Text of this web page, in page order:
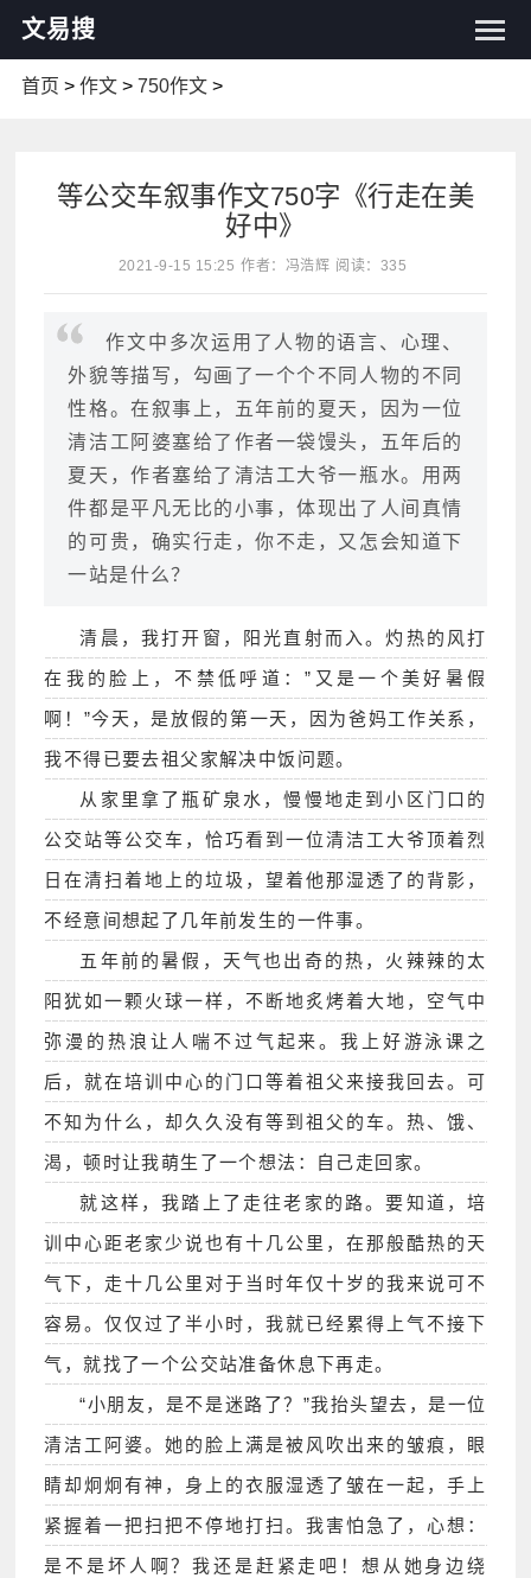
文易搜
首页 > 作文> 750作文>
等公交车叙事作文750字《行走在美
好中》
2021-9-15 15:25 作者：冯浩辉 阅读：335
作文中多次运用了人物的语言、心理、
外貌等描写，勾画了一个个不同人物的不同
性格。在叙事上，五年前的夏天，因为一位
清洁工阿婆塞给了作者一袋馒头，五年后的
夏天，作者塞给了清洁工大爷一瓶水。用两
件都是平凡无比的小事，体现出了人间真情
的可贵，确实行走，你不走，又怎会知道下
一站是什么？
清晨，我打开窗，阳光直射而入。灼热的风打
在我的脸上，不禁低呼道：”又是一个美好暑假
啊！”今天，是放假的第一天，因为爸妈工作关系，
我不得已要去祖父家解决中饭问题。
从家里拿了瓶矿泉水，慢慢地走到小区门口的
公交站等公交车，恰巧看到一位清洁工大爷顶着烈
日在清扫着地上的垃圾，望着他那湿透了的背影，
不经意间想起了几年前发生的一件事。
五年前的暑假，天气也出奇的热，火辣辣的太
阳犹如一颗火球一样，不断地炙烤着大地，空气中
弥漫的热浪让人喘不过气起来。我上好游泳课之
后，就在培训中心的门口等着祖父来接我回去。可
不知为什么，却久久没有等到祖父的车。热、饿、
渴，顿时让我萌生了一个想法：自己走回家。
就这样，我踏上了走往老家的路。要知道，培
训中心距老家少说也有十几公里，在那般酷热的天
气下，走十几公里对于当时年仅十岁的我来说可不
容易。仅仅过了半小时，我就已经累得上气不接下
气，就找了一个公交站准备休息下再走。
“小朋友，是不是迷路了？”我抬头望去，是一位
清洁工阿婆。她的脸上满是被风吹出来的皱痕，眼
睛却炯炯有神，身上的衣服湿透了皱在一起，手上
紧握着一把扫把不停地打扫。我害怕急了，心想：
是不是坏人啊？我还是赶紧走吧！想从她身边绕